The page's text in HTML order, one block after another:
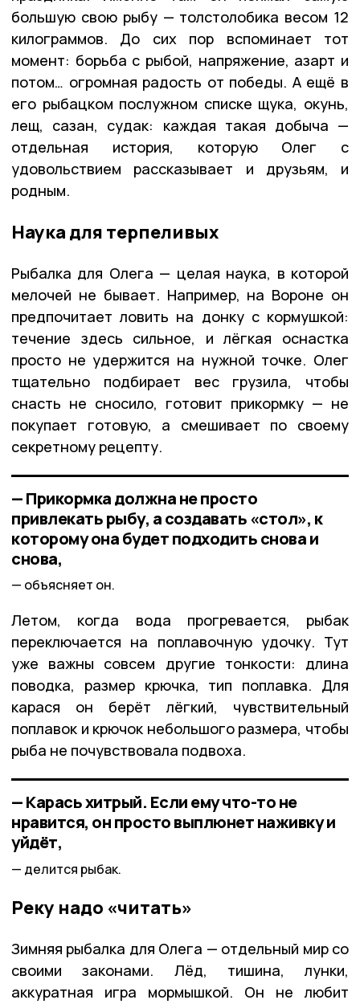
большую свою рыбу — толстолобика весом 12
килограммов. До сих пор вспоминает тот
момент: борьба с рыбой, напряжение, азарт и
потом… огромная радость от победы. А ещё в
его рыбацком послужном списке щука, окунь,
лещ, сазан, судак: каждая такая добыча —
отдельная история, которую Олег с
удовольствием рассказывает и друзьям, и
родным.
Наука для терпеливых
Рыбалка для Олега — целая наука, в которой
мелочей не бывает. Например, на Вороне он
предпочитает ловить на донку с кормушкой:
течение здесь сильное, и лёгкая оснастка
просто не удержится на нужной точке. Олег
тщательно подбирает вес грузила, чтобы
снасть не сносило, готовит прикормку — не
покупает готовую, а смешивает по своему
секретному рецепту.
— Прикормка должна не просто
привлекать рыбу, а создавать «стол», к
которому она будет подходить снова и
снова,
объясняет он.
Летом, когда вода прогревается, рыбак
переключается на поплавочную удочку. Тут
уже важны совсем другие тонкости: длина
поводка, размер крючка, тип поплавка. Для
карася он берёт лёгкий, чувствительный
поплавок и крючок небольшого размера, чтобы
рыба не почувствовала подвоха.
— Карась хитрый. Если ему что-то не
нравится, он просто выплюнет наживку и
уйдёт,
делится рыбак.
Реку надо «читать»
Зимняя рыбалка для Олега — отдельный мир со
своими законами. Лёд, тишина, лунки,
аккуратная игра мормышкой. Он не любит